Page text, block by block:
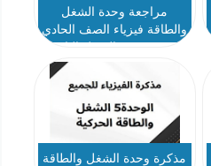
مراجعة وحدة الشغل
والطاقة فيزياء الصف الحادي
مذكرة وحدة الشغل والطاقة